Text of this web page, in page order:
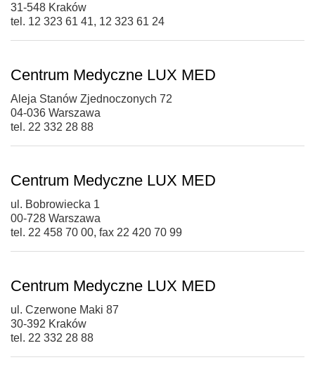
31-548 Kraków
tel. 12 323 61 41, 12 323 61 24
Centrum Medyczne LUX MED
Aleja Stanów Zjednoczonych 72
04-036 Warszawa
tel. 22 332 28 88
Centrum Medyczne LUX MED
ul. Bobrowiecka 1
00-728 Warszawa
tel. 22 458 70 00, fax 22 420 70 99
Centrum Medyczne LUX MED
ul. Czerwone Maki 87
30-392 Kraków
tel. 22 332 28 88